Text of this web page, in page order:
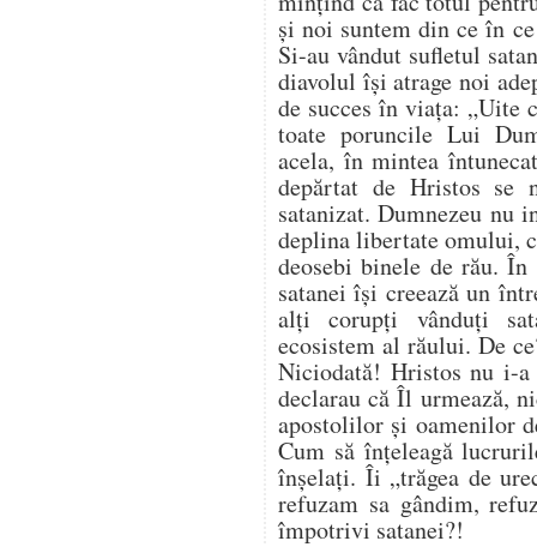
și noi suntem din ce în
Si-au vândut sufletul
diavolul își atrage noi
de succes în viața: „Uite
toate poruncile Lui
acela, în mintea
depărtat de Hristos se
satanizat. Dumnezeu nu
deplina libertate omului,
deosebi binele de rău.
satanei își creează un
alți corupți vânduți
ecosistem al răului. De
Niciodată! Hristos nu i-
declarau că Îl urmează,
apostolilor și oamenilor
Cum să înțeleagă
înșelați. Îi „trăgea de
refuzam sa gândim,
împotrivi satanei?!